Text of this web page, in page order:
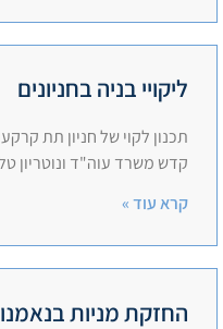
ליקויי בניה בחניונים
תכנון לקוי של חניון תת
קדש משרד עוה"ד ונוטריון
קרא עוד »
החזקת מניות